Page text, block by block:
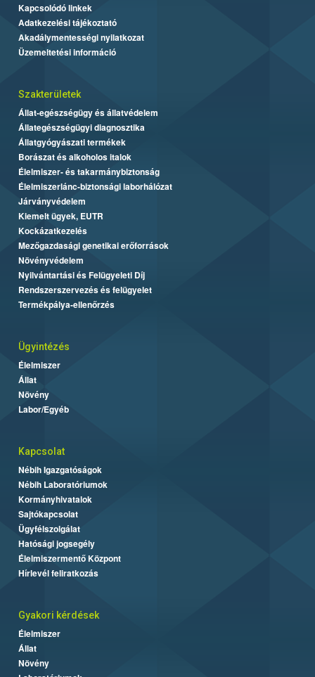
Kapcsolódó linkek
Adatkezelési tájékoztató
Akadálymentességi nyilatkozat
Üzemeltetési információ
Szakterületek
Állat-egészségügy és állatvédelem
Állategészségügyi diagnosztika
Állatgyógyászati termékek
Borászat és alkoholos italok
Élelmiszer- és takarmánybiztonság
Élelmiszerlánc-biztonsági laborhálózat
Járványvédelem
Kiemelt ügyek, EUTR
Kockázatkezelés
Mezőgazdasági genetikai erőforrások
Növényvédelem
Nyilvántartási és Felügyeleti Díj
Rendszerszervezés és felügyelet
Termékpálya-ellenőrzés
Ügyintézés
Élelmiszer
Állat
Növény
Labor/Egyéb
Kapcsolat
Nébih Igazgatóságok
Nébih Laboratóriumok
Kormányhivatalok
Sajtókapcsolat
Ügyfélszolgálat
Hatósági jogsegély
Élelmiszermentő Központ
Hírlevél feliratkozás
Gyakori kérdések
Élelmiszer
Állat
Növény